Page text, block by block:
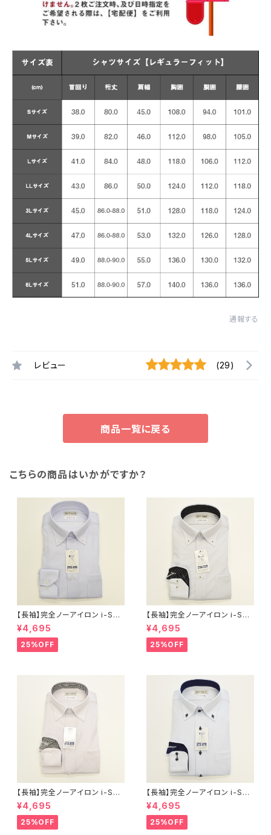
通報する
レビュー (29)
商品一覧に戻る
こちらの商品はいかがですか？
【長袖】完全ノーアイロン i-Shir
t｜ワイシャツ 形態安定 レギュ
ラーシルエット ボタンダウン ス
トライプ メンズ ビジネス khe2
¥4,695
25%OFF
【長袖】完全ノーアイロン i-Shir
t｜ワイシャツ 形態安定 レギュ
ラーシルエット ボタンダウン ド
ビー メンズ ビジネス khe2590
1-2bd L.グレー
¥4,695
25%OFF
【長袖】完全ノーアイロン i-Shir
t｜ワイシャツ 形態安定 レギュ
ラーシルエット ボタンダウン ド
ビー メンズ ビジネス dhw397
a-bd-91 ラベンダー
¥4,695
25%OFF
【長袖】完全ノーアイロン i-Shir
t｜ワイシャツ 形態安定 レギュ
ラーシルエット ボタンダウン ド
ビー メンズ ビジネス dhw397
a-bd-81 サックス
¥4,695
25%OFF